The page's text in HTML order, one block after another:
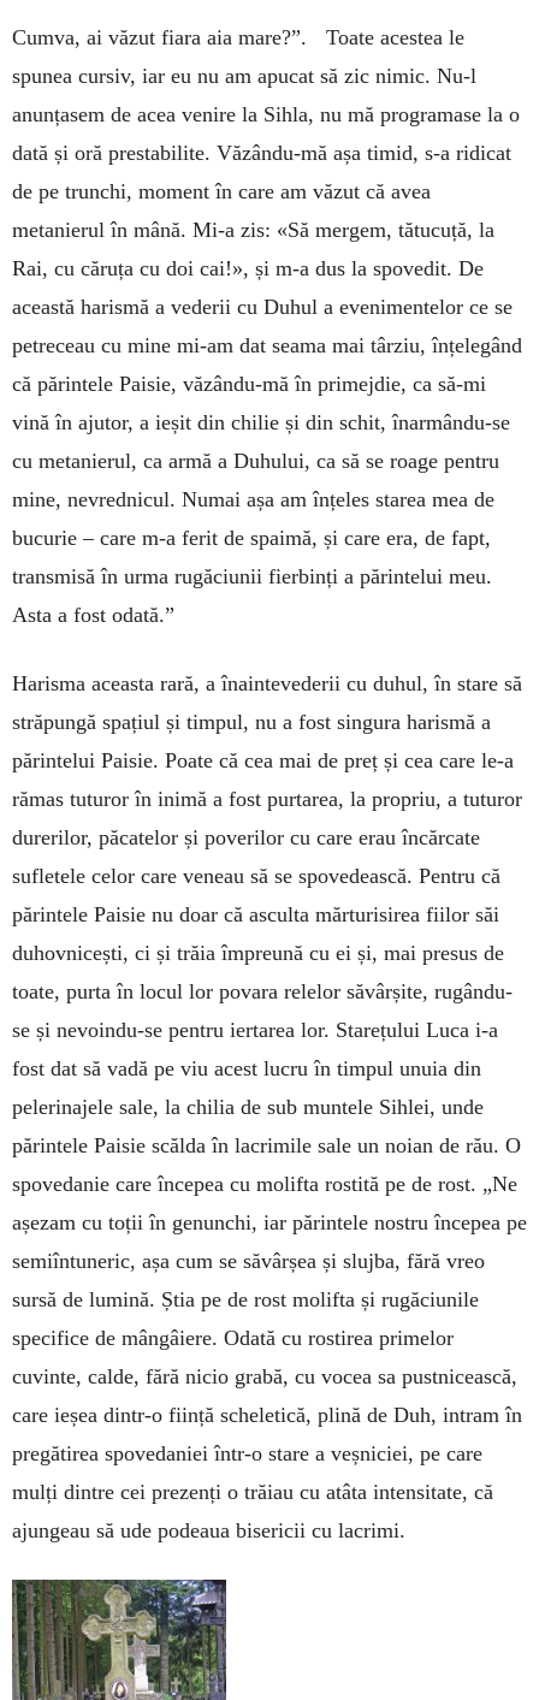
Cumva, ai văzut fiara aia mare?”. Toate acestea le
spunea cursiv, iar eu nu am apucat să zic nimic. Nu-l
anunțasem de acea venire la Sihla, nu mă programase la o
dată și oră prestabilite. Văzându-mă așa timid, s-a ridicat
de pe trunchi, moment în care am văzut că avea
metanierul în mână. Mi-a zis: «Să mergem, tătucuță, la
Rai, cu căruța cu doi cai!», și m-a dus la spovedit. De
această harismă a vederii cu Duhul a evenimentelor ce se
petreceau cu mine mi-am dat seama mai târziu, înțelegând
că părintele Paisie, văzându-mă în primejdie, ca să-mi
vină în ajutor, a ieșit din chilie și din schit, înarmându-se
cu metanierul, ca armă a Duhului, ca să se roage pentru
mine, nevrednicul. Numai așa am înțeles starea mea de
bucurie – care m-a ferit de spaimă, și care era, de fapt,
transmisă în urma rugăciunii fierbinți a părintelui meu.
Asta a fost odată.”
Harisma aceasta rară, a îna­inteve­derii cu duhul, în stare să
străpungă spațiul și timpul, nu a fost singura harismă a
părintelui Paisie. Poate că cea mai de preț și cea care le-a
rămas tuturor în inimă a fost purtarea, la propriu, a tuturor
durerilor, păcatelor și poverilor cu care erau încărcate
sufletele celor care veneau să se spovedească. Pentru că
părintele Paisie nu doar că asculta mărturisirea fiilor săi
duhovnicești, ci și trăia împreună cu ei și, mai presus de
toate, purta în locul lor povara relelor săvârșite, rugându-
se și nevoindu-se pentru iertarea lor. Starețului Luca i-a
fost dat să vadă pe viu acest lucru în timpul unuia din
pelerinajele sale, la chilia de sub muntele Sihlei, unde
părintele Paisie scălda în lacrimile sale un noian de rău. O
spovedanie care începea cu molifta rostită pe de rost. „Ne
așezam cu toții în genunchi, iar părintele nostru începea pe
semiîntuneric, așa cum se săvârșea și slujba, fără vreo
sursă de lumină. Știa pe de rost molifta și rugăciunile
specifice de mângâiere. Odată cu rostirea primelor
cuvinte, calde, fără nicio grabă, cu vocea sa pustnicească,
care ieșea dintr-o ființă scheletică, plină de Duh, intram în
pregătirea spovedaniei într-o stare a veșniciei, pe care
mulți dintre cei prezenți o trăiau cu atâta intensitate, că
ajungeau să ude podeaua bisericii cu lacrimi.